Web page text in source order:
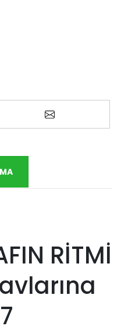
Arkadaşına
RİTMİ